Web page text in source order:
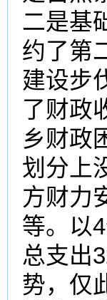
二是基
约了第
建设步
了财政
乡财政
划分上
方财力
等。以
总支出
势，仅